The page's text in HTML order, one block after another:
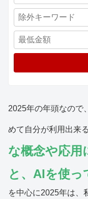
2025年の年頭なので
めて自分が利用出来
な概念や応用
と、AIを使っ
を中心に2025年は、